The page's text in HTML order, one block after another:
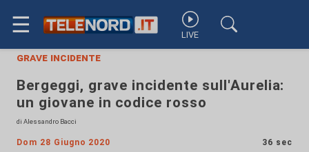
☰ LIVE
grave incidente
Bergeggi, grave incidente sull'Aurelia:
un giovane in codice rosso
di Alessandro Bacci
Dom 28 Giugno 2020 36 sec